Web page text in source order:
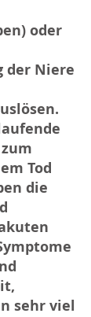
oder
der Niere
Tod
die
sehr viel